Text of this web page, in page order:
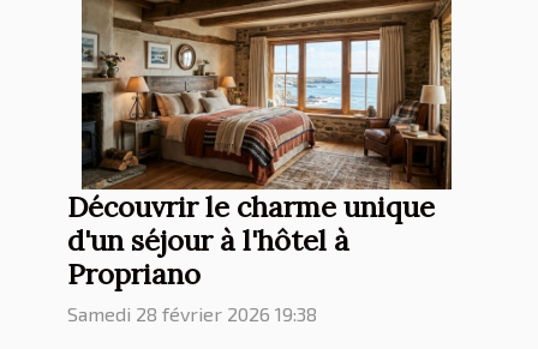
Découvrir le charme unique
d'un séjour à l'hôtel à
Propriano
Samedi 28 février 2026 19:38